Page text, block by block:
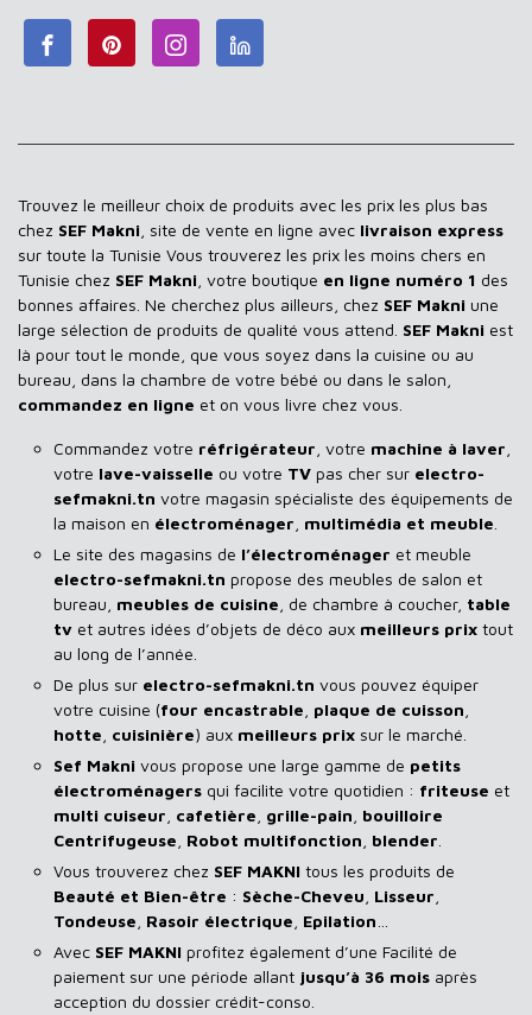
Trouvez le meilleur choix de produits avec les prix les plus bas
chez SEF Makni , site de vente en ligne avec livraison express
sur toute la Tunisie Vous trouverez les prix les moins chers en
Tunisie chez SEF Makni , votre boutique en ligne numéro 1 des
bonnes affaires. Ne cherchez plus ailleurs, chez SEF Makni une
large sélection de produits de qualité vous attend. SEF Makni est
là pour tout le monde, que vous soyez dans la cuisine ou au
bureau, dans la chambre de votre bébé ou dans le salon,
commandez en ligne et on vous livre chez vous.
Commandez votre réfrigérateur , votre machine à laver
votre lave-vaisselle ou votre TV pas cher sur electro-
sefmakni.tn votre magasin spécialiste des équipements de
la maison en électroménager multimédia et meuble
Le site des magasins de l’électroménager et meuble
electro-sefmakni.tn propose des meubles de salon et
bureau, meubles de cuisine , de chambre à coucher, table
tv et autres idées d’objets de déco aux meilleurs prix tout
au long de l’année.
De plus sur electro-sefmakni.tn vous pouvez équiper
votre cuisine (four encastrable plaque de cuisson
hotte cuisinière) aux meilleurs prix sur le marché.
Sef Makni vous propose une large gamme de petits
électroménagers qui facilite votre quotidien : friteuse et
multi cuiseur cafetière grille-pain bouilloire
Centrifugeuse Robot multifonction blender
Vous trouverez chez SEF MAKNI tous les produits de
Beauté et Bien-être : Sèche-Cheveu Lisseur
Tondeuse Rasoir électrique Epilation
Avec SEF MAKNI profitez également d’une Facilité de
paiement sur une période allant jusqu’à 36 mois après
acception du dossier crédit-conso.